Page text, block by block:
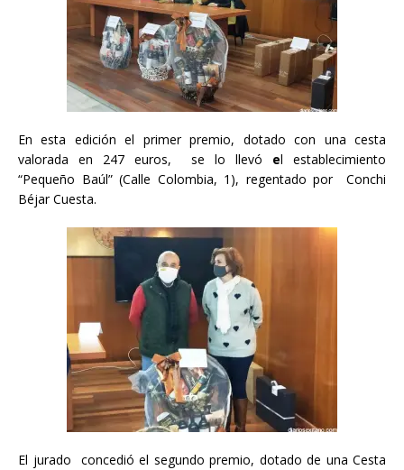
En esta edición el primer premio, dotado con una cesta
valorada en 247 euros, se lo llevó el establecimiento
“Pequeño Baúl” (Calle Colombia, 1), regentado por Conchi
Béjar Cuesta.
El jurado concedió el segundo premio, dotado de una Cesta